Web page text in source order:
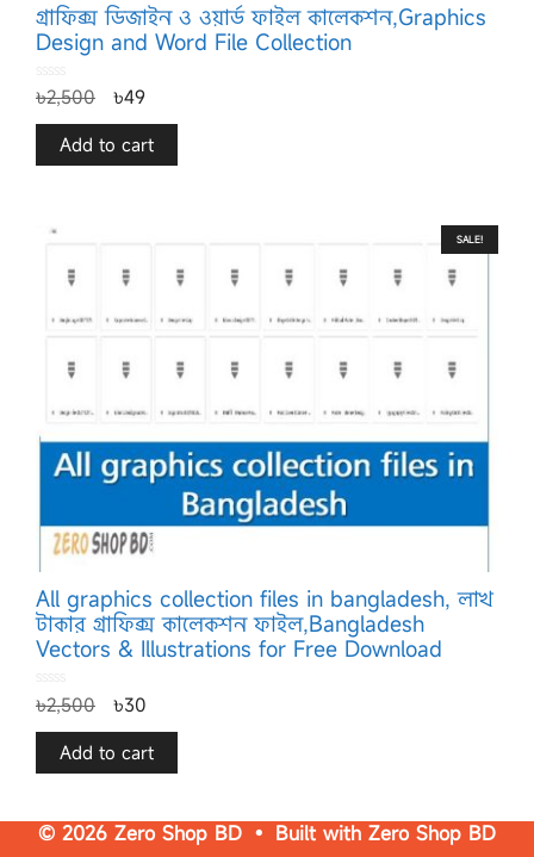
গ্রাফিক্স ডিজাইন ও ওয়ার্ড ফাইল কালেকশন,Graphics
Design and Word File Collection
o
u
o
৳2,500 ৳49
Add to cart
SALE!
All graphics collection files in bangladesh, লাখ
টাকার গ্রাফিক্স কালেকশন ফাইল,Bangladesh
Vectors & Illustrations for Free Download
o
u
o
৳2,500 ৳30
Add to cart
© 2026 Zero Shop BD • Built with Zero Shop BD